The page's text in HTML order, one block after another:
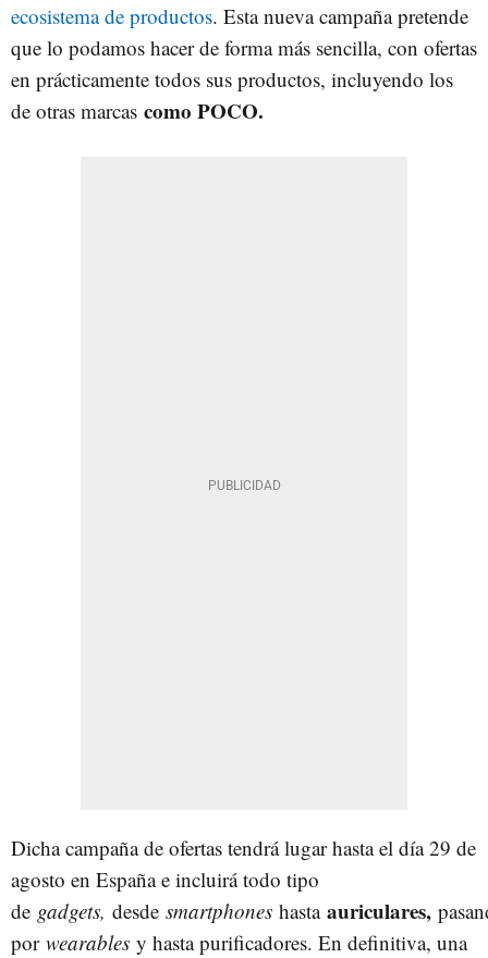
ecosistema de productos. Esta nueva campaña pretende
que lo podamos hacer de forma más sencilla, con ofertas
en prácticamente todos sus productos, incluyendo los
de otras marcas como POCO.
Dicha campaña de ofertas tendrá lugar hasta el día 29 de
agosto en España e incluirá todo tipo
de gadgets, desde smartphones hasta auriculares,
por wearables y hasta purificadores. En definitiva, una